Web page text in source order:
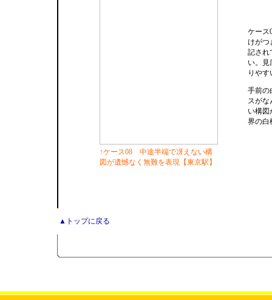
↑ケース08 中途半端で冴えない構
図が遺憾なく無難を表現【東京駅】
ケース
けがつ
記され
い。見
りや
手前の
スがな
い構図
界の白
▲トップに戻る